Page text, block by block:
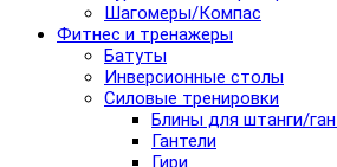
Шагомеры/Компас
Фитнес и тренажеры
Батуты
Инверсионные столы
Силовые тренировки
Блины для штанги/
Гантели
Гири